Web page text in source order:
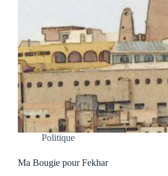
Politique
Ma Bougie pour Fekhar